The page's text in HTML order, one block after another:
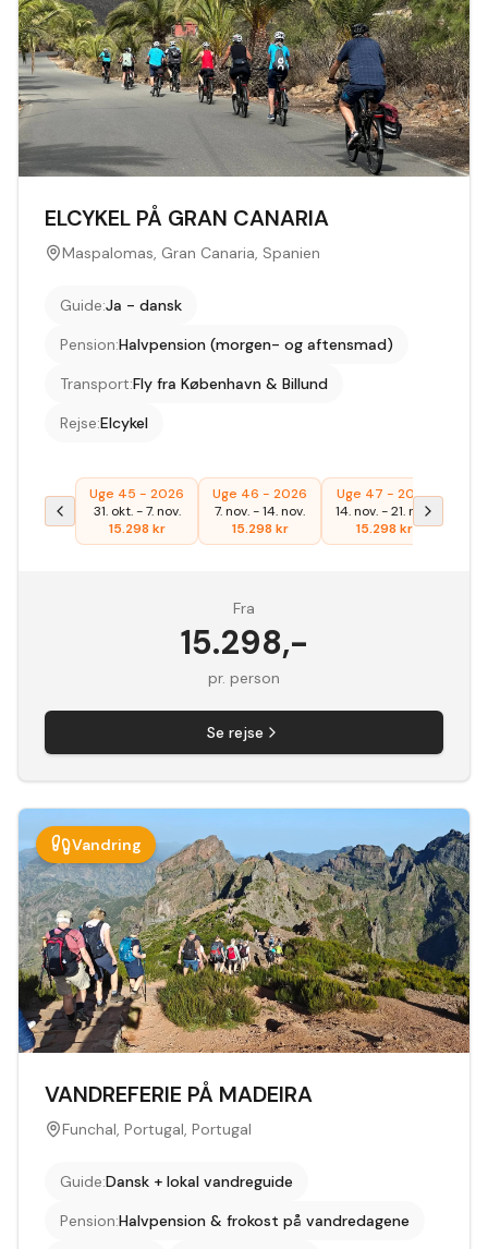
ELCYKEL PÅ GRAN CANARIA
Maspalomas, Gran Canaria, Spanien
Guide:Ja - dansk
Pension:Halvpension (morgen- og aftensmad)
Transport:Fly fra København & Billund
Rejse:Elcykel
Uge 45 - 2026
31. okt.-7. nov.
15.298 kr
Uge 46 - 2026
7. nov.-14. nov.
15.298 kr
Uge 47 - 2026
14. nov.-21. nov.
15.298 kr
Fra
15.298,-
pr. person
Se rejse
Vandring
VANDREFERIE PÅ MADEIRA
Funchal, Portugal, Portugal
Guide:Dansk + lokal vandreguide
Pension:Halvpension & frokost på vandredagene